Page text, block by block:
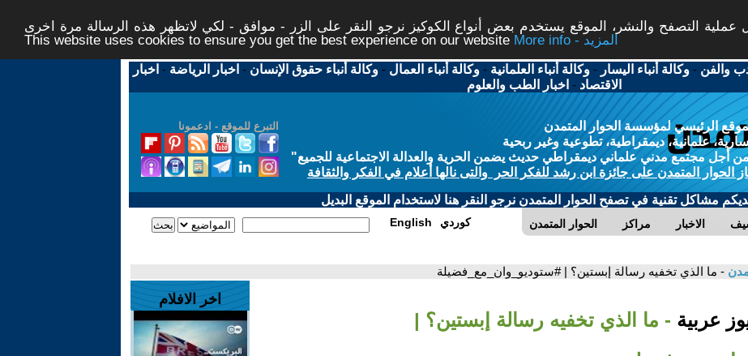
التصفح والنشر، الموقع يستخدم بعض أنواع الكوكيز نرجو النقر على الزر - موافق - لكي لاتظهر هذه الرسالة مرة اخرى -
This website uses cookies to ensure you get the best experience on our website
More info - المزيد
والفن -وكالة أنباء اليسار -وكالة أنباء العلمانية -وكالة أنباء العمال -وكالة أنباء حقوق الإنسان - اخبار الرياضة - اخبار
الاقتصاد - اخبار الطب والعلوم
التبرع للموقع - ادعمونا
الرئيسي لمؤسسة الحوار المتمدن
علمانية، ديمقراطية، تطوعية وغير ربحية
أجل مجتمع مدني علماني ديمقراطي حديث يضمن الحرية والعدالة الاجتماعية للجميع"
الحوار المتمدن على جائزة ابن رشد للفكر الحر والتى نالها أعلام في الفكر والثقافة
لديكم مشاكل تقنية في تصفح الحوار المتمدن نرجو النقر هنا لاستخدام الموقع البديل
الحوار المتمدن مراكز الاخبار English كوردي
- ما الذي تخفيه رسالة إبستين؟ | #ستوديو_وان_مع_فضيلة
عربية - ما الذي تخفيه رسالة إبستين؟ |
اخر الافلام